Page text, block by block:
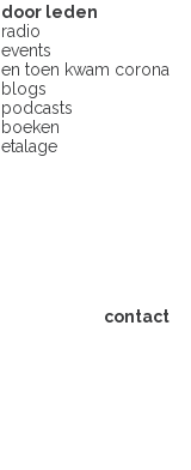
door leden
radio
events
en toen kwam corona
blogs
podcasts
boeken
etalage
contact